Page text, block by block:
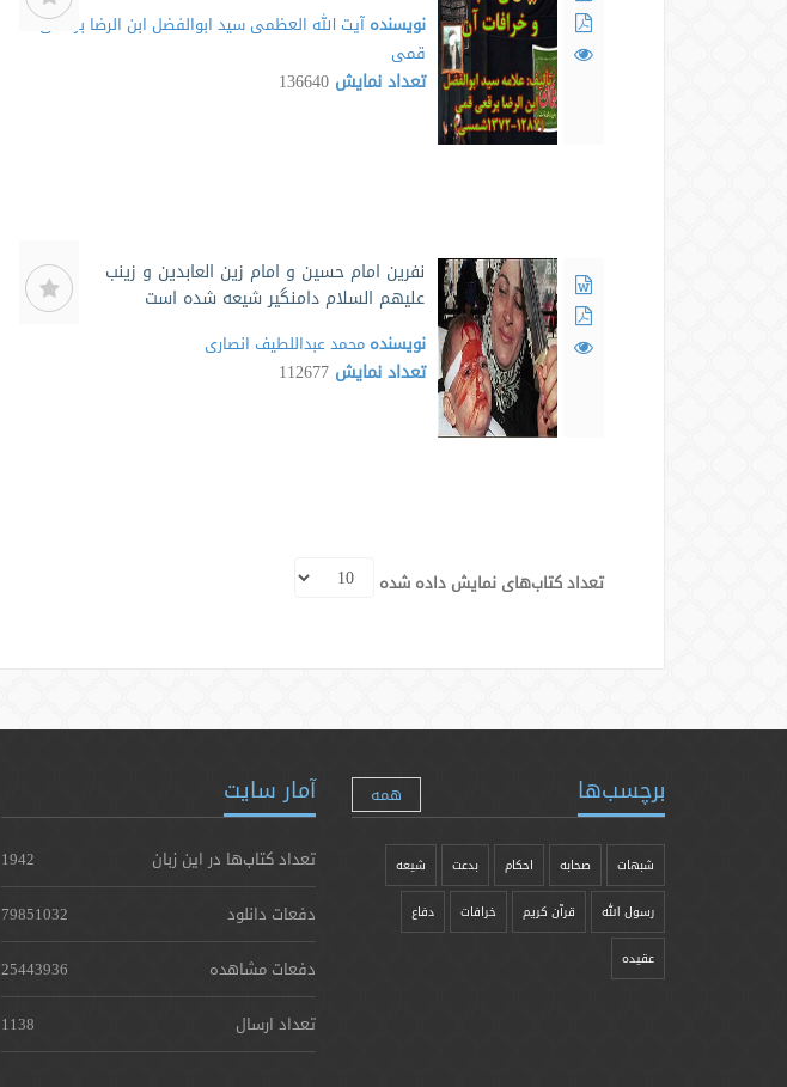
نویسنده آیت الله العظمی سید ابوالفضل ابن الرضا برقعی
قمی
تعداد نمایش 136640
نفرین امام حسین و امام زین العابدین و زینب
علیهم السلام دامنگیر شیعه شده است
نویسنده محمد عبداللطیف انصاری
تعداد نمایش 112677
تعداد کتاب‌های نمایش داده شده
برچسب‌ها همه
شبهات صحابه احکام بدعت شیعه
رسول الله قرآن کریم خرافات دفاع
عقیده
آمار سایت
تعداد کتاب‌ها در این زبان
1942
دفعات دانلود
79851032
دفعات مشاهده
25443936
تعداد ارسال
1138